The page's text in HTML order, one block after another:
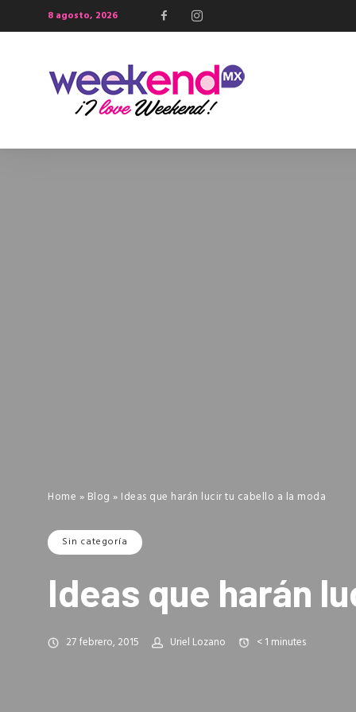
8 agosto, 2026
Home » Blog » Ideas que harán lucir tu cabello a la moda
Sin categoría
Ideas que harán
27 febrero, 2015 Uriel Lozano < 1 minutes